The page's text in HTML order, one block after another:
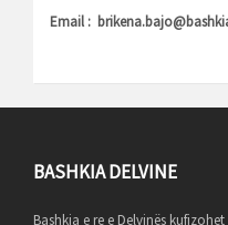
Email :
BASHKIA DELVINE
Bashkia e re e Delvinës